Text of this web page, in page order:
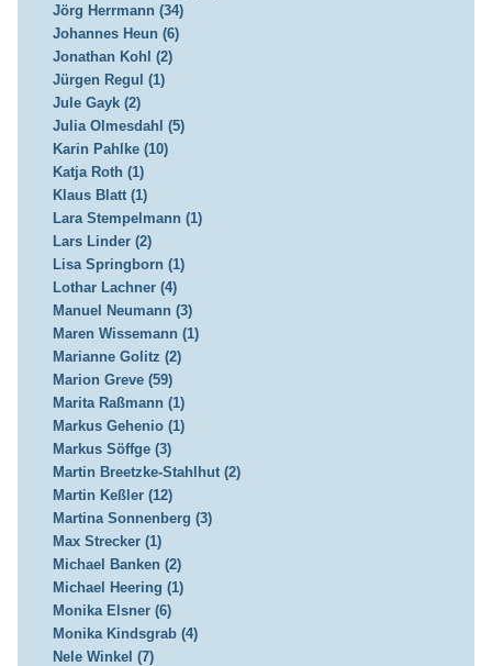
Jörg Herrmann (34)
Johannes Heun (6)
Jonathan Kohl (2)
Jürgen Regul (1)
Jule Gayk (2)
Julia Olmesdahl (5)
Karin Pahlke (10)
Katja Roth (1)
Klaus Blatt (1)
Lara Stempelmann (1)
Lars Linder (2)
Lisa Springborn (1)
Lothar Lachner (4)
Manuel Neumann (3)
Maren Wissemann (1)
Marianne Golitz (2)
Marion Greve (59)
Marita Raßmann (1)
Markus Gehenio (1)
Markus Söffge (3)
Martin Breetzke-Stahlhut (2)
Martin Keßler (12)
Martina Sonnenberg (3)
Max Strecker (1)
Michael Banken (2)
Michael Heering (1)
Monika Elsner (6)
Monika Kindsgrab (4)
Nele Winkel (7)